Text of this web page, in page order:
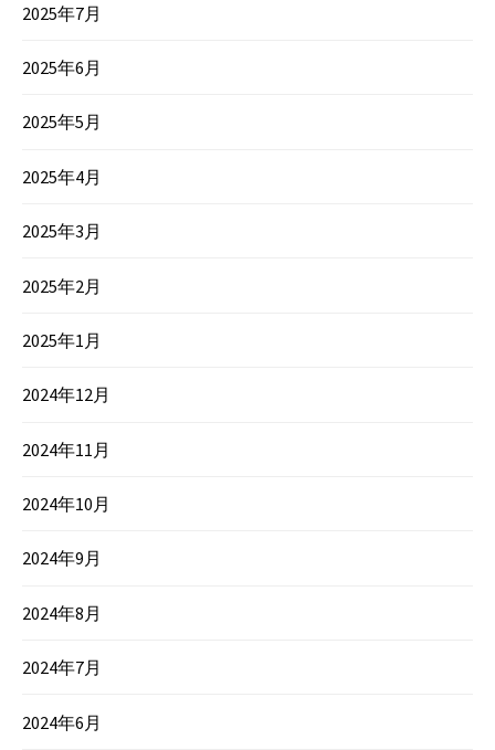
2025年7月
2025年6月
2025年5月
2025年4月
2025年3月
2025年2月
2025年1月
2024年12月
2024年11月
2024年10月
2024年9月
2024年8月
2024年7月
2024年6月